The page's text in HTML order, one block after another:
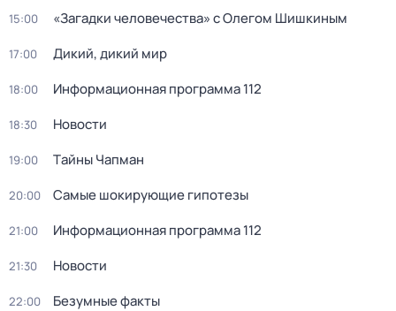
15:00 «Загадки человечества» с Олегом Шишкиным
17:00 Дикий, дикий мир
18:00 Информационная программа 112
18:30 Новости
19:00 Тaйны Чапман
20:00 Самые шoкиpующие гипотезы
21:00 Информационная программа 112
21:30 Новости
22:00 Безумные факты